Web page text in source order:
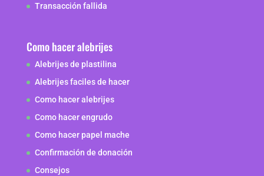
Transacción fallida
Como hacer alebrijes
Alebrijes de plastilina
Alebrijes faciles de hacer
Como hacer alebrijes
Como hacer engrudo
Como hacer papel mache
Confirmación de donación
Consejos